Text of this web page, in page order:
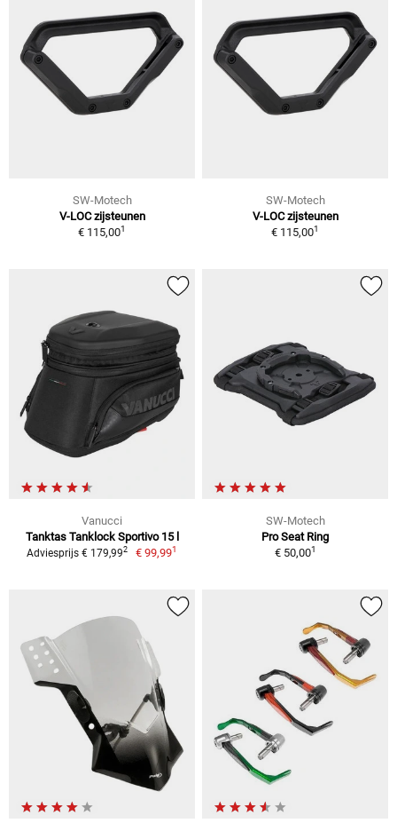
SW-Motech
V-LOC zijsteunen
€ 115,001
SW-Motech
V-LOC zijsteunen
€ 115,001
Vanucci
Tanktas Tanklock Sportivo 15 l
Adviesprijs € 179,992 € 99,991
SW-Motech
Pro Seat Ring
€ 50,001